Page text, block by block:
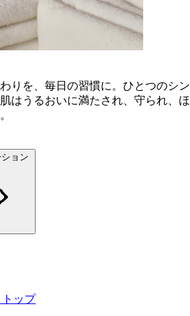
りを、毎日の習慣に。ひとつのシン
はうるおいに満たされ、守られ、ほ
ョン
トップ